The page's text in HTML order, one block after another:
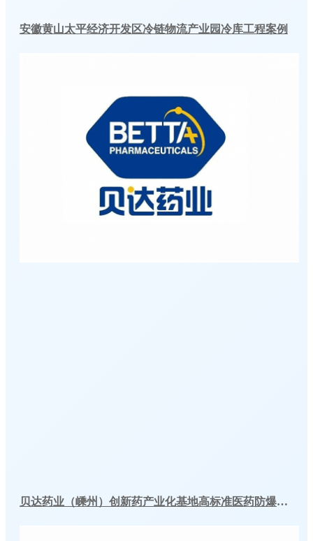
安徽黄山太平经济开发区冷链物流产业园冷库工程案例
贝达药业（嵊州）创新药产业化基地高标准医药防爆冷库建造工程案例